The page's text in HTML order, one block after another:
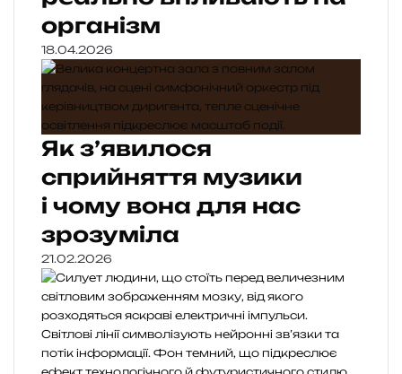
організм
18.04.2026
Як з’явилося
сприйняття музики
і чому вона для нас
зрозуміла
21.02.2026